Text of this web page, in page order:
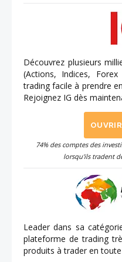
Découvrez plusieurs
(Actions, Indices,
trading facile à prendre
Rejoignez IG dès
74% des comptes des
lorsqu'ils tradent
Leader dans sa
plateforme de trading
produits à trader en